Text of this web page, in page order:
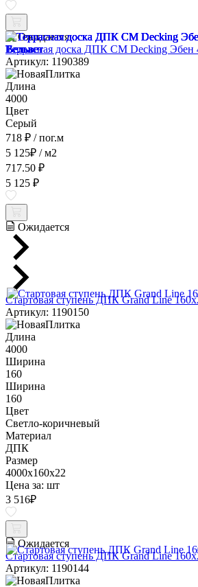
Ожидается
Террасная доска ДПК CM Decking Эбен
Артикул: 1190389
Длина
4000
Цвет
Серый
718 ₽ / пог.м
5 125₽ / м2
717.50 ₽
5 125 ₽
Ожидается
Стартовая ступень ДПК Grand Line
Артикул: 1190150
Длина
4000
Ширина
160
Ширина
160
Цвет
Светло-коричневый
Материал
ДПК
Размер
4000x160x22
Цена за: шт
3 516₽
Ожидается
Стартовая ступень ДПК Grand Line
Артикул: 1190144